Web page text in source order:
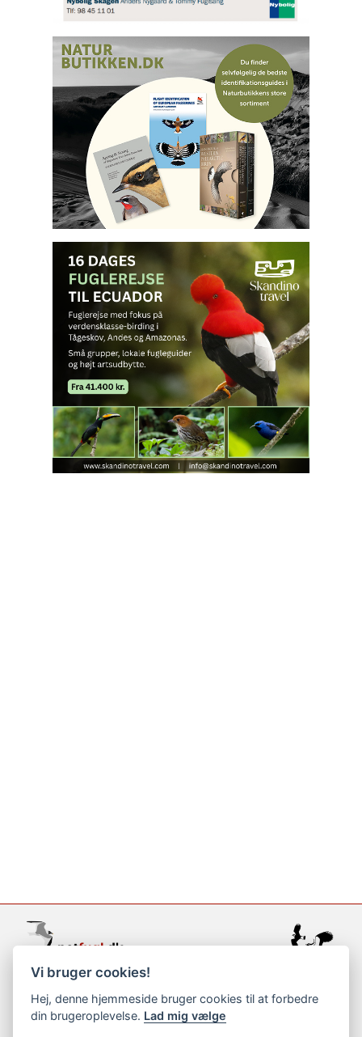
support@netfugl.dk
copyright © 2002-2023
Vi bruger cookies!
Hej, denne hjemmeside bruger cookies til at forbedre
din brugeroplevelse. Lad mig vælge